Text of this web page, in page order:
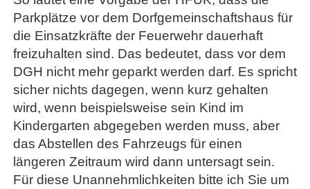
Parkplätze vor dem Dorfgemeinschaftshaus für
die Einsatzkräfte der Feuerwehr dauerhaft
freizuhalten sind. Das bedeutet, dass vor dem
DGH nicht mehr geparkt werden darf. Es spricht
sicher nichts dagegen, wenn kurz gehalten
wird, wenn beispielsweise sein Kind im
Kindergarten abgegeben werden muss, aber
das Abstellen des Fahrzeugs für einen
längeren Zeitraum wird dann untersagt sein.
Für diese Unannehmlichkeiten bitte ich Sie um